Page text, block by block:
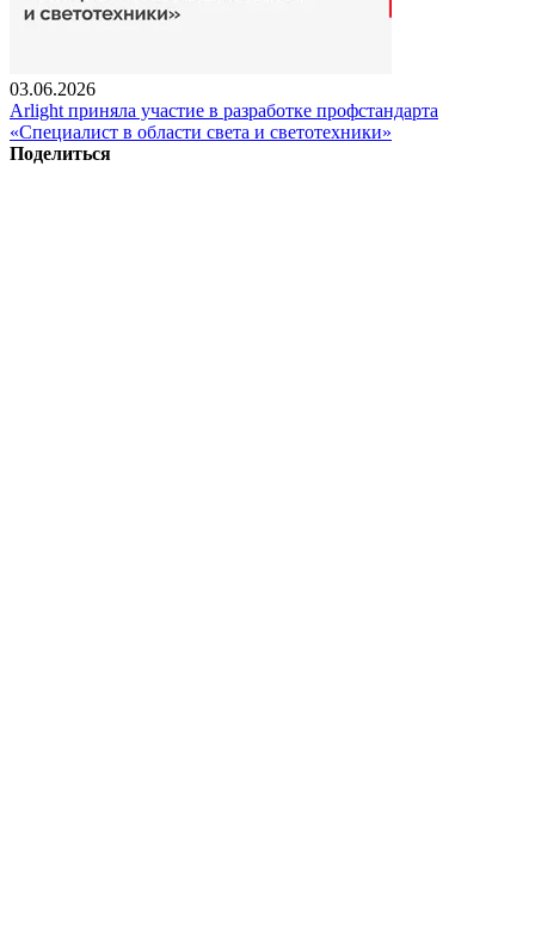
03.06.2026
Arlight приняла участие в разработке профстандарта
«Специалист в области света и светотехники»
Поделиться